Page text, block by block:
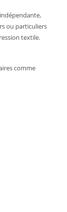
ou particuliers
textile.
comme